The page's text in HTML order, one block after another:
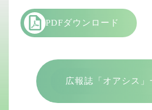
PDFダウンロード
広報誌「オアシス」